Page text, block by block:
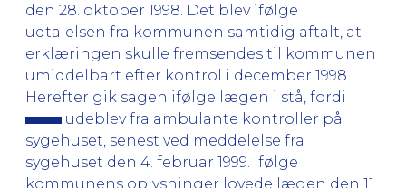
den 28. oktober 1998. Det blev ifølge
udtalelsen fra kommunen samtidig aftalt, at
erklæringen skulle fremsendes til kommunen
umiddelbart efter kontrol i december 1998.
Herefter gik sagen ifølge lægen i stå, fordi
udeblev fra ambulante kontroller på
sygehuset, senest ved meddelelse fra
sygehuset den 4. februar 1999. Ifølge
kommunens oplysninger lovede lægen den 11.